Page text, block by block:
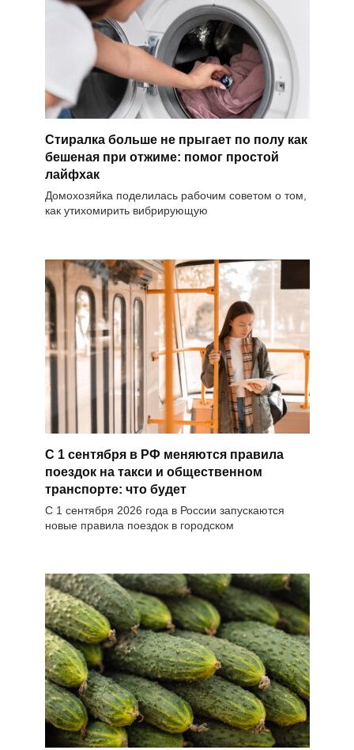
Стиралка больше не прыгает по полу как
бешеная при отжиме: помог простой
лайфхак
Домохозяйка поделилась рабочим советом о том,
как утихомирить вибрирующую
С 1 сентября в РФ меняются правила
поездок на такси и общественном
транспорте: что будет
С 1 сентября 2026 года в России запускаются
новые правила поездок в городском